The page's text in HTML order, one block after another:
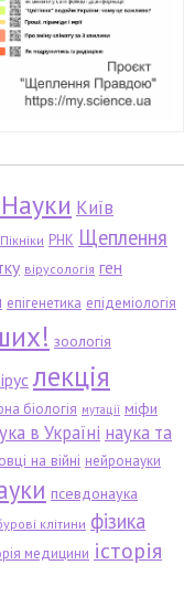
Київ
РНК Щеплення
вірусологія ген
епігенетика епідеміологія
зоологія
лекція
біологія мутації міфи
в Україні наука та
на війні нейронауки
псевдонаука
клітини фізика
медицини історія